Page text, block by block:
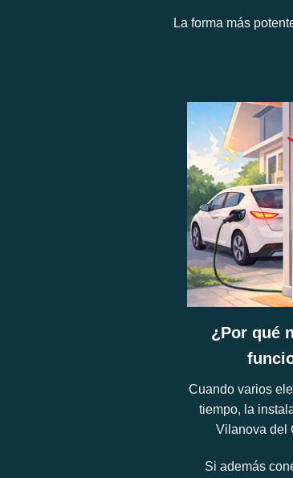
La forma más
¿Por qué
Cuando varios
tiempo, la
Vilanova del
Si además